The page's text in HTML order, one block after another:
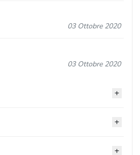
03 Ottobre 2020
03 Ottobre 2020